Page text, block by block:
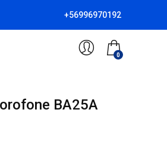
+56996970192
0
BA25A